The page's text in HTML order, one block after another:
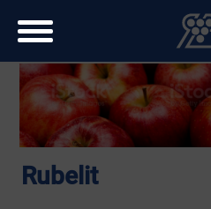
Rubelit